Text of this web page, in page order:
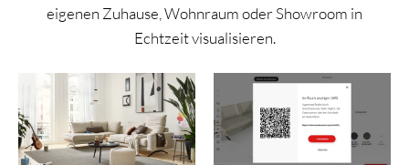
eigenen Zuhause, Wohnraum oder Showroom in
Echtzeit visualisieren.